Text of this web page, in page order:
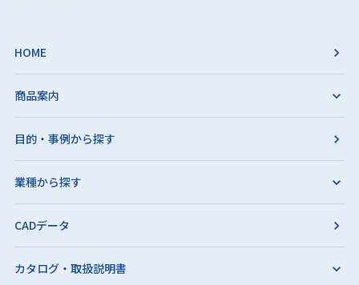
HOME
商品案内
目的・事例から探す
業種から探す
CADデータ
カタログ・取扱説明書